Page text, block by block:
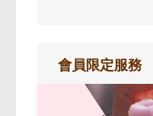
會員限定服務